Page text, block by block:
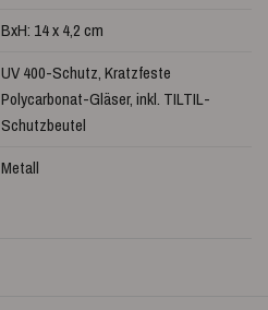
BxH: 14 x 4,2 cm
UV 400-Schutz, Kratzfeste
Polycarbonat-Gläser, inkl. TILTIL-
Schutzbeutel
Metall